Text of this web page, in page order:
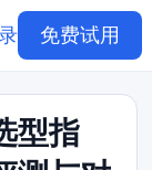
免费试用
型指